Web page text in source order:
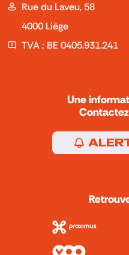
Rue du Laveu, 58
4000 Liège
TVA : BE 0405.931.241
Une